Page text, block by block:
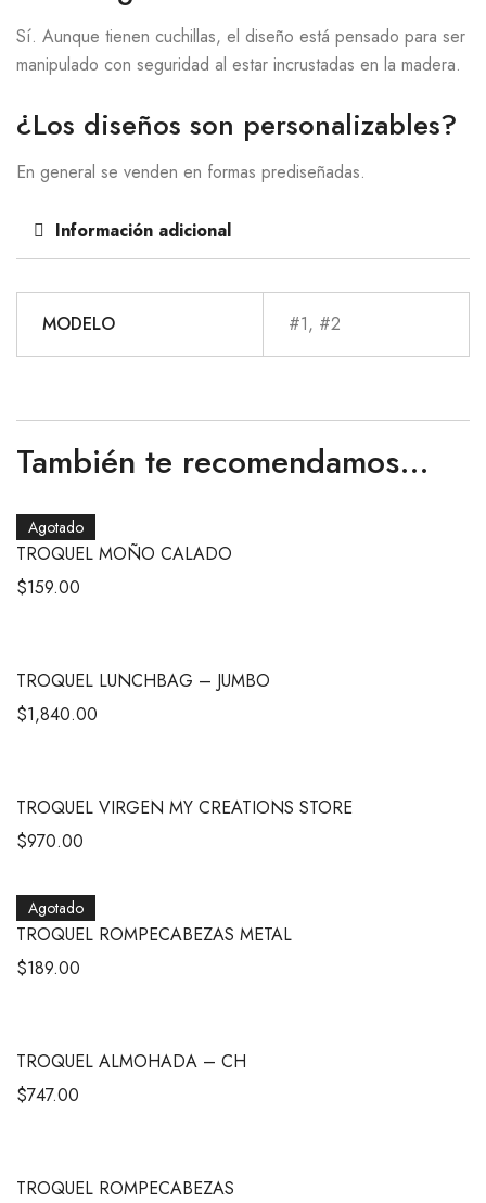
Sí. Aunque tienen cuchillas, el diseño está pensado para ser
manipulado con seguridad al estar incrustadas en la madera.
¿Los diseños son personalizables?
En general se venden en formas prediseñadas.
Información adicional
MODELO #1, #2
También te recomendamos…
Agotado
TROQUEL MOÑO CALADO
$159.00
TROQUEL LUNCHBAG – JUMBO
$1,840.00
TROQUEL VIRGEN MY CREATIONS STORE
$970.00
Agotado
TROQUEL ROMPECABEZAS METAL
$189.00
TROQUEL ALMOHADA – CH
$747.00
TROQUEL ROMPECABEZAS